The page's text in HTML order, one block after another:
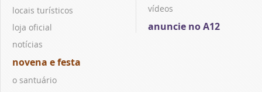
locais turísticos
loja oficial
notícias
novena e festa
o santuário
vídeos
anuncie no A12